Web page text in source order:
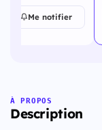
Me notifier
À PROPOS
Description